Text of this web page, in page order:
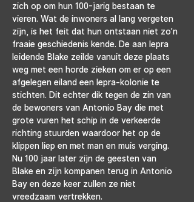
zich op om hun 100-jarig bestaan te
vieren. Wat de inwoners al lang vergeten
zijn, is het feit dat hun ontstaan niet zo’n
fraaie geschiedenis kende. De aan lepra
leidende Blake zeilde vanuit deze plaats
weg met een horde zieken om er op een
afgelegen eiland een lepra-kolonie te
stichten. Dit echter dik tegen de zin van
de bewoners van Antonio Bay die met
grote vuren het schip in de verkeerde
richting stuurden waardoor het op de
klippen liep en met man en muis verging.
Nu 100 jaar later zijn de geesten van
Blake en zijn kompanen terug in Antonio
Bay en deze keer zullen ze niet
vreedzaam vertrekken.